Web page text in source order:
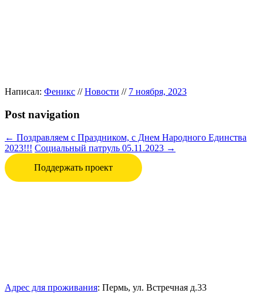
Написал: Феникс // Новости // 7 ноября, 2023
Post navigation
← Поздравляем с Праздником, с Днем Народного Единства
2023!!! Социальный патруль 05.11.2023 →
Поддержать проект
Адрес для проживания: Пермь, ул. Встречная д.33